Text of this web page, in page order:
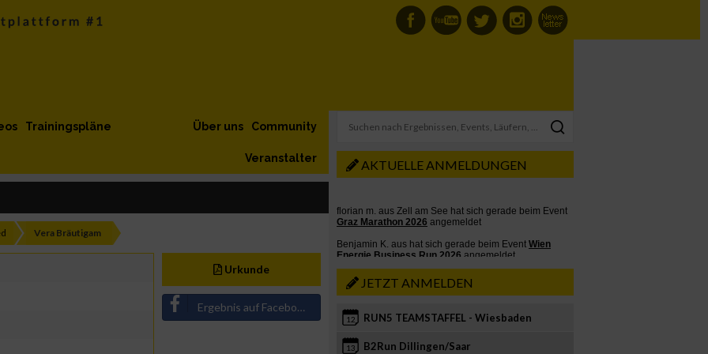
Trainingspläne Community
Über uns
Veranstalter
Vera Bräutigam
Urkunde
Ergebnis auf Facebook teilen
AKTUELLE ANMELDUNGEN
JETZT ANMELDEN
12 RUN5 TEAMSTAFFEL - Wiesbaden
13 B2Run Dillingen/Saar